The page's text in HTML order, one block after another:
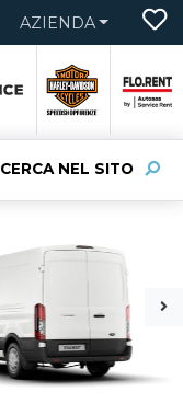
AZIENDA
CERCA NEL SITO